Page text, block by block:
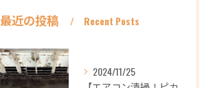
最近の投稿 Recent Posts
2024/11/25